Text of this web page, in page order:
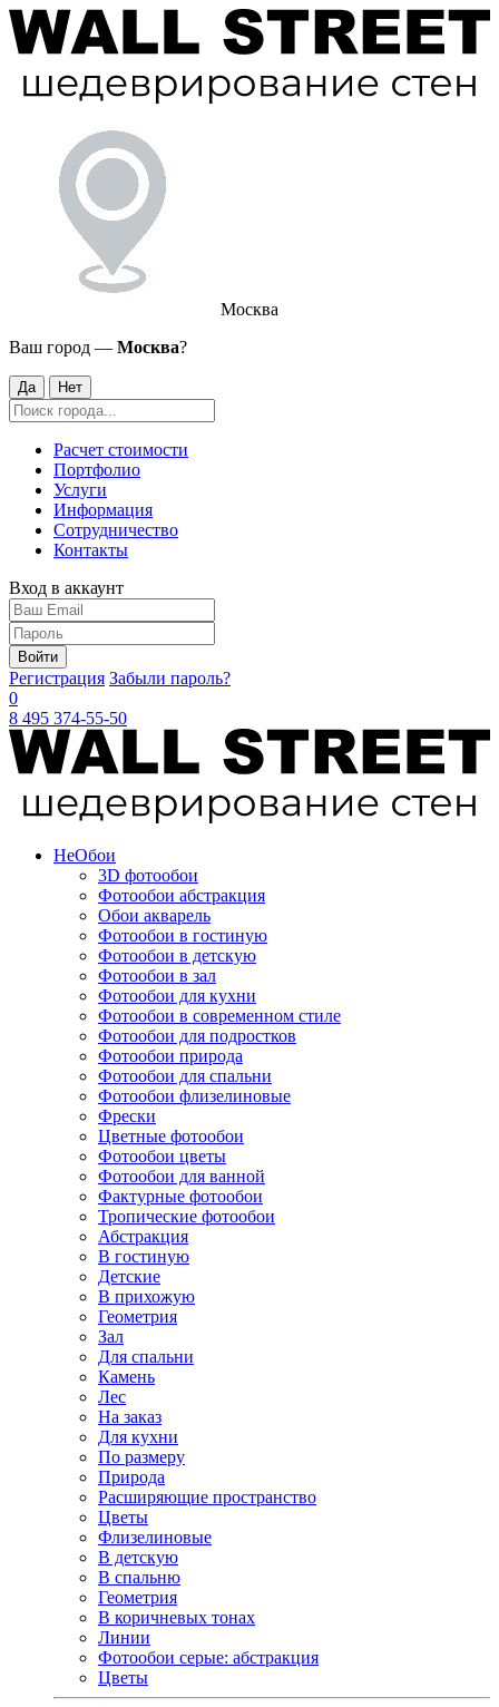
Москва
Ваш город — Москва?
Да Нет
Расчет стоимости
Портфолио
Услуги
Информация
Сотрудничество
Контакты
Вход в аккаунт
Войти
Регистрация Забыли пароль?
0
8 495 374-55-50
НеОбои
3D фотообои
Фотообои абстракция
Обои акварель
Фотообои в гостиную
Фотообои в детскую
Фотообои в зал
Фотообои для кухни
Фотообои в современном стиле
Фотообои для подростков
Фотообои природа
Фотообои для спальни
Фотообои флизелиновые
Фрески
Цветные фотообои
Фотообои цветы
Фотообои для ванной
Фактурные фотообои
Тропические фотообои
Абстракция
В гостиную
Детские
В прихожую
Геометрия
Зал
Для спальни
Камень
Лес
На заказ
Для кухни
По размеру
Природа
Расширяющие пространство
Цветы
Флизелиновые
В детскую
В спальню
Геометрия
В коричневых тонах
Линии
Фотообои серые: абстракция
Цветы